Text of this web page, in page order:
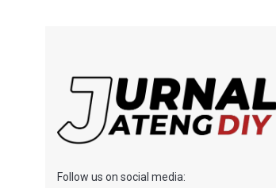
Follow us on social media: